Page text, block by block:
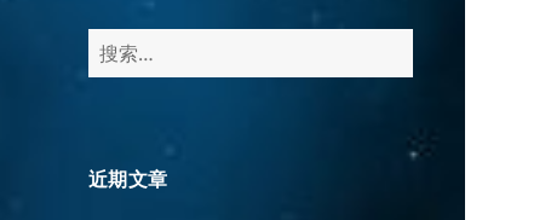
搜
索：
近期文章